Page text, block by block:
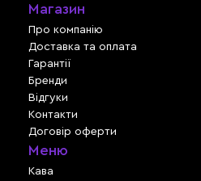
Магазин
Про компанію
Доставка та оплата
Гарантії
Бренди
Відгуки
Контакти
Договір оферти
Меню
Кава